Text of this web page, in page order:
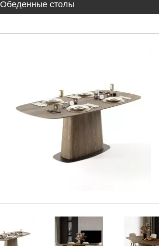
Обеденные столы